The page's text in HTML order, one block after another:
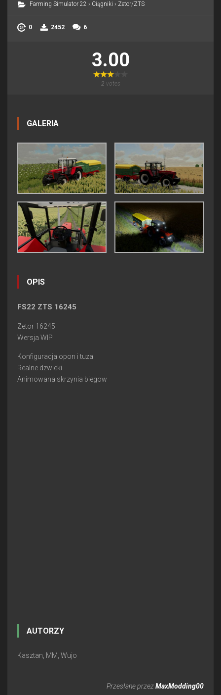
Farming Simulator 22 › Ciągniki › Zetor/ZTS
0 2452 6
3.00
2 votes
GALERIA
OPIS
FS22 ZTS 16245
Zetor 16245
Wersja WIP
Konfiguracja opon i tuza
Realne dzwieki
Animowana skrzynia biegow
AUTORZY
Kasztan, MM, Wujo
Przesłane przezMaxModding00